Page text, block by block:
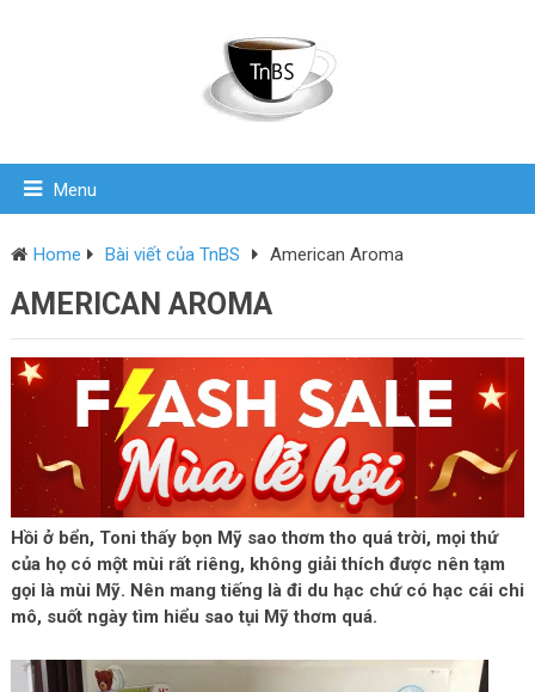
Menu
Home Bài viết của TnBS American Aroma
AMERICAN AROMA
Hồi ở bển, Toni thấy bọn Mỹ sao thơm tho quá trời, mọi thứ
của họ có một mùi rất riêng, không giải thích được nên tạm
gọi là mùi Mỹ. Nên mang tiếng là đi du hạc chứ có hạc cái chi
mô, suốt ngày tìm hiểu sao tụi Mỹ thơm quá.